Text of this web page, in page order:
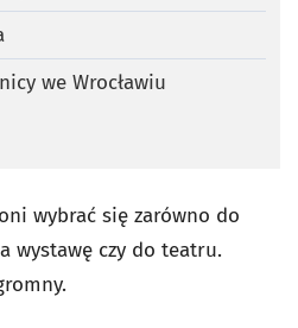
we Wrocławiu
wybrać się zarówno do
wystawę czy do teatru.